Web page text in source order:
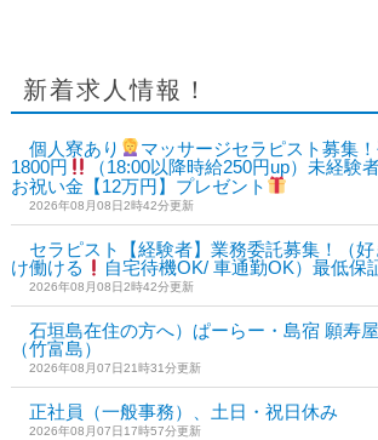
新着求人情報！
個人寮あり
マッサージセラピスト募集
1800円
（18:00以降時給250円up）未経験
お祝い金【12万円】プレゼント
2026年08月08日2時42分更新
セラピスト【経験者】業務委託募集！（
け働ける
自宅待機OK/ 車通勤OK）最低保
2026年08月08日2時42分更新
石垣島在住の方へ）ぱーらー・島宿 願寿
（竹富島）
2026年08月07日21時31分更新
正社員（一般事務）、土日・祝日休み
2026年08月07日17時57分更新